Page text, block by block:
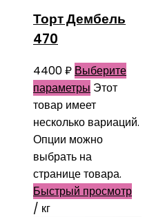
Торт Дембель
470
4400₽ Выберите
параметры Этот
товар имеет
несколько вариаций.
Опции можно
выбрать на
странице товара.
Быстрый просмотр
/ кг